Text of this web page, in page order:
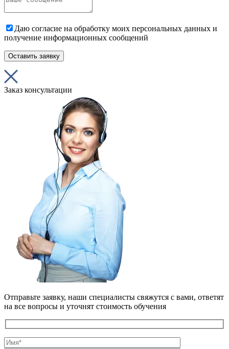
Даю согласие на обработку моих персональных данных и
получение информационных сообщений
Заказ консультации
Отправьте заявку, наши специалисты свяжутся с вами, ответят
на все вопросы и уточнят стоимость обучения